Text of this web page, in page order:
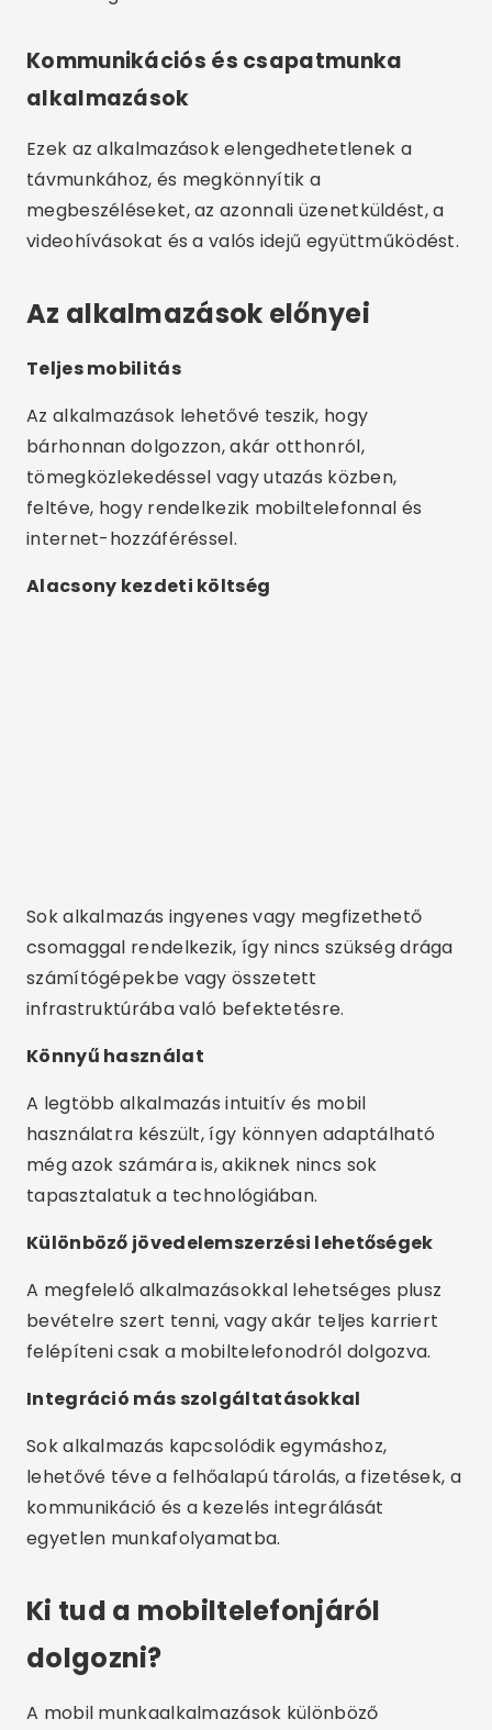
Kommunikációs és csapatmunka
alkalmazások
Ezek az alkalmazások elengedhetetlenek a
távmunkához, és megkönnyítik a
megbeszéléseket, az azonnali üzenetküldést, a
videohívásokat és a valós idejű együttműködést.
Az alkalmazások előnyei
Teljes mobilitás
Az alkalmazások lehetővé teszik, hogy
bárhonnan dolgozzon, akár otthonról,
tömegközlekedéssel vagy utazás közben,
feltéve, hogy rendelkezik mobiltelefonnal és
internet-hozzáféréssel.
Alacsony kezdeti költség
Sok alkalmazás ingyenes vagy megfizethető
csomaggal rendelkezik, így nincs szükség drága
számítógépekbe vagy összetett
infrastruktúrába való befektetésre.
Könnyű használat
A legtöbb alkalmazás intuitív és mobil
használatra készült, így könnyen adaptálható
még azok számára is, akiknek nincs sok
tapasztalatuk a technológiában.
Különböző jövedelemszerzési lehetőségek
A megfelelő alkalmazásokkal lehetséges plusz
bevételre szert tenni, vagy akár teljes karriert
felépíteni csak a mobiltelefonodról dolgozva.
Integráció más szolgáltatásokkal
Sok alkalmazás kapcsolódik egymáshoz,
lehetővé téve a felhőalapú tárolás, a fizetések, a
kommunikáció és a kezelés integrálását
egyetlen munkafolyamatba.
Ki tud a mobiltelefonjáról
dolgozni?
A mobil munkaalkalmazások különböző